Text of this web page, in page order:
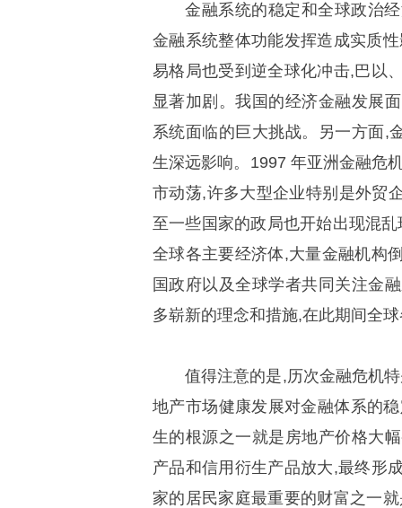
金融系统的稳定和全球政治
金融系统整体功能发挥造成实质
易格局也受到逆全球化冲击,巴以
显著加剧。我国的经济金融发展
系统面临的巨大挑战。另一方面,
生深远影响。1997 年亚洲金融危
市动荡,许多大型企业特别是外贸
至一些国家的政局也开始出现混
全球各主要经济体,大量金融机构
国政府以及全球学者共同关注金
多崭新的理念和措施,在此期间全
值得注意的是,历次金融危机
地产市场健康发展对金融体系的
生的根源之一就是房地产价格大
产品和信用衍生产品放大,最终形
家的居民家庭最重要的财富之一